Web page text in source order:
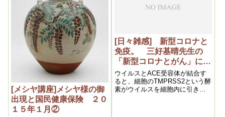
えてくると肌が綺麗になるそう
です。菌が少なくなると肌が痛
んでくるらしい
[メシヤ講座]メシヤ様の御
出現と国民健康保険 ２０
１５年１月②
[日々雑感] 新型コロナと
免疫。 三好基晴先生の
「新型コロナとがん」に学
ぶ。
ウイルスとACE受容体が結合す
ると、細胞のTMPRSS2という酵
素がウイルスを細胞内に引き込